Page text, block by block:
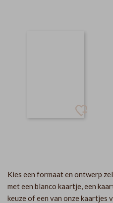
Kies een formaat en ontwerp
met een blanco kaartje, een
keuze of een van onze kaartjes